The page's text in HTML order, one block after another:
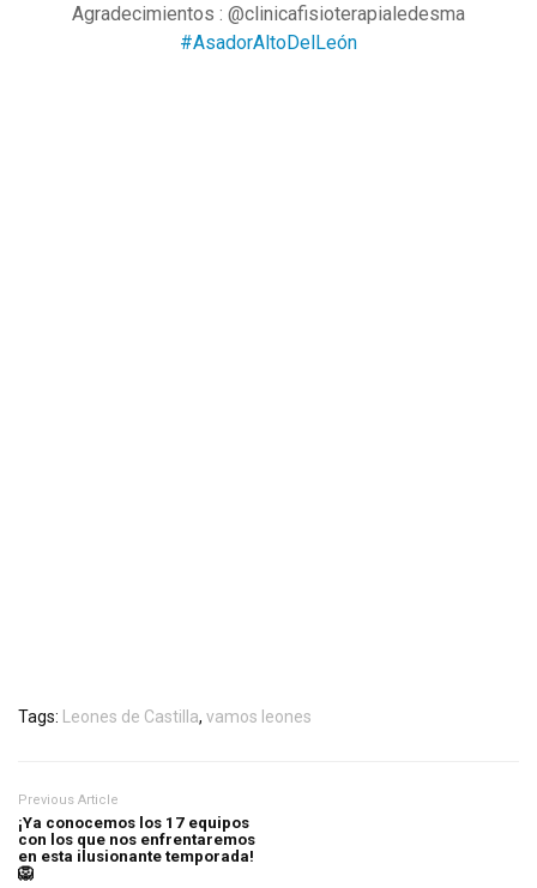
Agradecimientos : @clinicafisioterapialedesma
#AsadorAltoDelLeón
Tags: Leones de Castilla, vamos leones
Previous Article
¡Ya conocemos los 17 equipos
con los que nos enfrentaremos
en esta ilusionante temporada!
🦁